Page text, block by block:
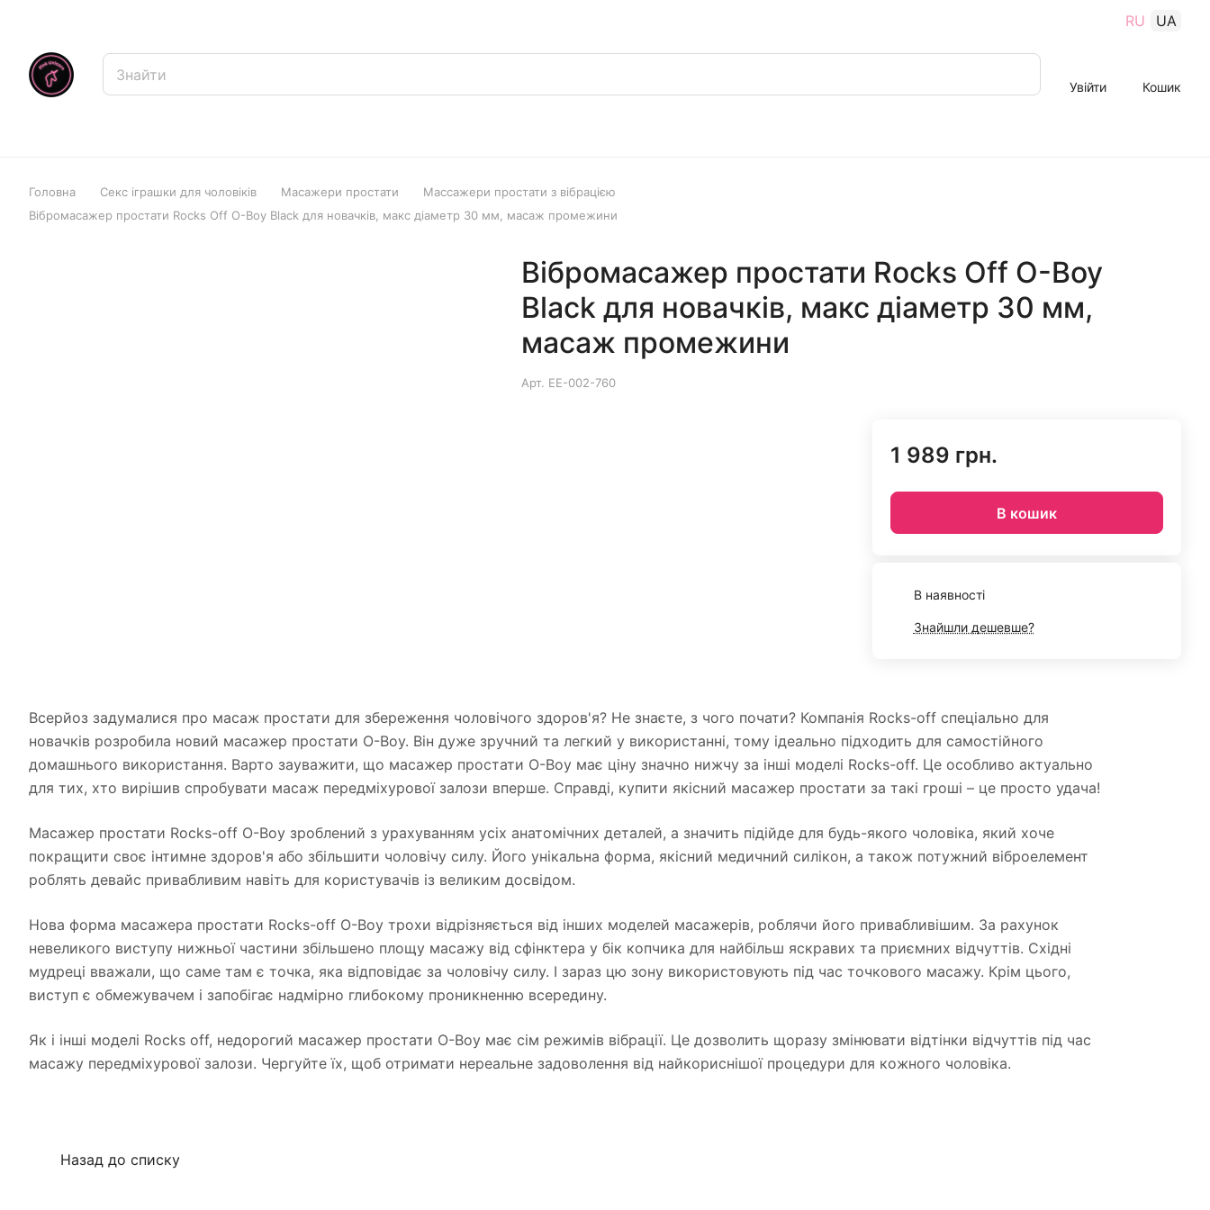
RU UA
Увійти Кошик
Головна Секс іграшки для чоловіків Масажери простати
Массажери простати з вібрацією
Вібромасажер простати Rocks Off O-Boy Black для новачків, макс діаметр 30 мм, масаж промежини
Вібромасажер простати Rocks Off O-Boy
Black для новачків, макс діаметр 30 мм,
масаж промежини
Арт. EE-002-760
1 989 грн.
В кошик
В наявності
Знайшли дешевше?
Всерйоз задумалися про масаж простати для збереження чоловічого здоров'я? Не знаєте, з чого почати? Компанія Rocks-off спеціально для
новачків розробила новий масажер простати O-Boy. Він дуже зручний та легкий у використанні, тому ідеально підходить для самостійного
домашнього використання. Варто зауважити, що масажер простати O-Boy має ціну значно нижчу за інші моделі Rocks-off. Це особливо актуально
для тих, хто вирішив спробувати масаж передміхурової залози вперше. Справді, купити якісний масажер простати за такі гроші – це просто удача!
Масажер простати Rocks-off O-Boy зроблений з урахуванням усіх анатомічних деталей, а значить підійде для будь-якого чоловіка, який хоче
покращити своє інтимне здоров'я або збільшити чоловічу силу. Його унікальна форма, якісний медичний силікон, а також потужний віброелемент
роблять девайс привабливим навіть для користувачів із великим досвідом.
Нова форма масажера простати Rocks-off O-Boy трохи відрізняється від інших моделей масажерів, роблячи його привабливішим. За рахунок
невеликого виступу нижньої частини збільшено площу масажу від сфінктера у бік копчика для найбільш яскравих та приємних відчуттів. Східні
мудреці вважали, що саме там є точка, яка відповідає за чоловічу силу. І зараз цю зону використовують під час точкового масажу. Крім цього,
виступ є обмежувачем і запобігає надмірно глибокому проникненню всередину.
Як і інші моделі Rocks off, недорогий масажер простати O-Boy має сім режимів вібрації. Це дозволить щоразу змінювати відтінки відчуттів під час
масажу передміхурової залози. Чергуйте їх, щоб отримати нереальне задоволення від найкориснішої процедури для кожного чоловіка.
Назад до списку